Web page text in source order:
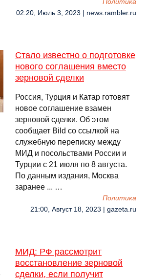
Политика
02:20, Июль 3, 2023 | news.rambler.ru
Стало известно о подготовке
нового соглашения вместо
зерновой сделки
Россия, Турция и Катар готовят
новое соглашение взамен
зерновой сделки. Об этом
сообщает Bild со ссылкой на
служебную переписку между
МИД и посольствами России и
Турции с 21 июля по 8 августа.
По данным издания, Москва
заранее ... …
Политика
21:00, Август 18, 2023 | gazeta.ru
МИД: РФ рассмотрит
восстановление зерновой
сделки, если получит